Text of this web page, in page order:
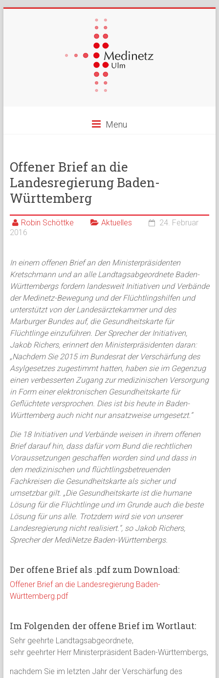
Menu
Offener Brief an die
Landesregierung Baden-
Württemberg
Robin Schöttke Aktuelles
24. Februar
2016
In einem offenen Brief an den Ministerpräsidenten
Kretschmann und an alle Landtagsabgeordnete Baden-
Württembergs fordern landesweit Initiativen und Verbände
der Medinetz-Bewegung und der Flüchtlingshilfen und
unterstützt von der Landesärztekammer und des
Marburger Bundes auf, die Gesundheitskarte für
Flüchtlinge einzuführen. Der Sprecher der Initiativen,
Jakob Richers, erinnert den Ministerpräsidenten daran:
„Nachdem Sie 2015 im Bundesrat der Verschärfung des
Asylgesetzes zugestimmt hatten, haben sie im Gegenzug
einen verbesserten Zugang zur medizinischen Versorgung
in Form einer elektronischen Gesundheitskarte für
Geflüchtete versprochen. Dies ist bis heute in Baden-
Württemberg auch nicht nur ansatzweise umgesetzt.“
Die 18 Initiativen und Verbände weisen in ihrem offenen
Brief darauf hin, dass dafür vom Bund die rechtlichen
Voraussetzungen geschaffen worden sind und dass in
den medizinischen und flüchtlingsbetreuenden
Fachkreisen die Gesundheitskarte als sicher und
umsetzbar gilt. „Die Gesundheitskarte ist die humane
Lösung für die Flüchtlinge und im Grunde auch die beste
Lösung für uns alle. Trotzdem wird sie von unserer
Landesregierung nicht realisiert.“, so Jakob Richers,
Sprecher der MediNetze Baden-Württembergs.
Der offene Brief als .pdf zum Download:
Offener Brief an die Landesregierung Baden-
Württemberg.pdf
Im Folgenden der offene Brief im Wortlaut:
Sehr geehrte Landtagsabgeordnete,
sehr geehrter Herr Ministerpräsident Baden-Württembergs,
nachdem Sie im letzten Jahr der Verschärfung des